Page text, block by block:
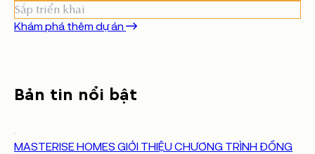
Sắp triển khai
Khám phá thêm dự án
Bản tin nổi bật
MASTERISE HOMES GIỚI THIỆU CHƯƠNG TRÌNH ĐỒNG